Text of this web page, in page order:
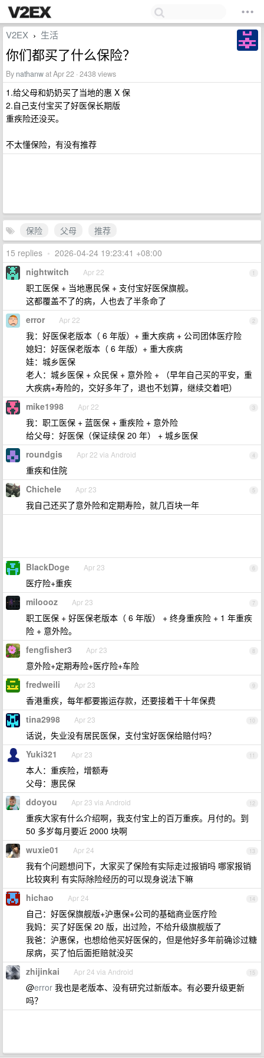
V2EX › 生活
你们都买了什么保险？
By nathanwat Apr 22 · 2438 views
1.给父母和奶奶买了当地的惠 X 保
2.自己支付宝买了好医保长期版
重疾险还没买。
不太懂保险，有没有推荐
保险 父母
推荐
15 replies • 2026-04-24 19:23:41 +08:00
1
nightwitch Apr 22
职工医保 + 当地惠民保 + 支付宝好医保旗舰。
这都覆盖不了的病，人也去了半条命了
2
error Apr 22
我：好医保老版本（ 6 年版）+ 重大疾病 + 公司团体医疗险
媳妇：好医保老版本（ 6 年版）+ 重大疾病
娃：城乡医保
老人：城乡医保 + 众民保 + 意外险 + （早年自己买的平安，重
大疾病+寿险的，交好多年了，退也不划算，继续交着吧）
3
mike1998 Apr 22
我：职工医保 + 蓝医保 + 重疾险 + 意外险
给父母：好医保（保证续保 20 年） + 城乡医保
4
roundgis Apr 22 via Android
重疾和住院
5
Chichele Apr 23
我自己还买了意外险和定期寿险，就几百块一年
6
BlackDoge Apr 23
医疗险+重疾
7
miloooz Apr 23
职工医保 + 好医保老版本（ 6 年版） + 终身重疾险 + 1 年重疾
险 + 意外险。
8
fengfisher3 Apr 23
意外险+定期寿险+医疗险+车险
9
fredweili Apr 23
香港重疾，每年都要搬运存款，还要接着干十年保费
10
tina2998 Apr 23
话说，失业没有居民医保，支付宝好医保给赔付吗？
11
Yuki321 Apr 23
本人：重疾险，增额寿
父母：惠民保
12
ddoyou Apr 23 via Android
重疾大家有什么介绍啊，我支付宝上的百万重疾。月付的。到
50 多岁每月要近 2000 块啊
13
wuxie01 Apr 24
我有个问题想问下，大家买了保险有实际走过报销吗 哪家报销
比较爽利 有实际除险经历的可以现身说法下嘛
14
hichao Apr 24
自己：好医保旗舰版+沪惠保+公司的基础商业医疗险
我妈：买了好医保 20 版，出过险，不给升级旗舰版了
我爸：沪惠保，也想给他买好医保的，但是他好多年前确诊过糖
尿病，买了怕后面拒赔就没买
15
zhijinkai Apr 24 via Android
@error 我也是老版本、没有研究过新版本。有必要升级更新
吗？